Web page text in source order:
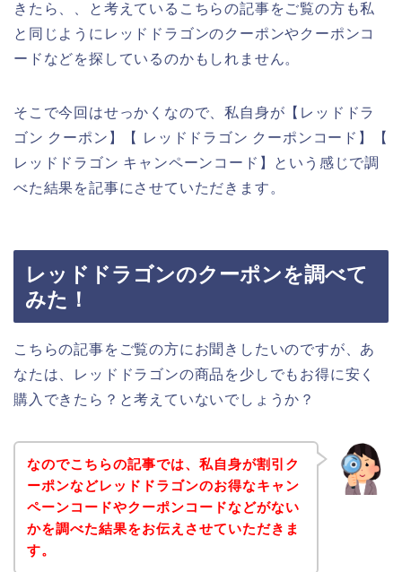
きたら、、と考えているこちらの記事をご覧の方も私
と同じようにレッドドラゴンのクーポンやクーポンコ
ードなどを探しているのかもしれません。
そこで今回はせっかくなので、私自身が【レッドドラ
ゴン クーポン】【 レッドドラゴン クーポンコード】【
レッドドラゴン キャンペーンコード】という感じで調
べた結果を記事にさせていただきます。
レッドドラゴンのクーポンを調べて
みた！
こちらの記事をご覧の方にお聞きしたいのですが、あ
なたは、レッドドラゴンの商品を少しでもお得に安く
購入できたら？と考えていないでしょうか？
なのでこちらの記事では、私自身が割引ク
ーポンなどレッドドラゴンのお得なキャン
ペーンコードやクーポンコードなどがない
かを調べた結果をお伝えさせていただきま
す。